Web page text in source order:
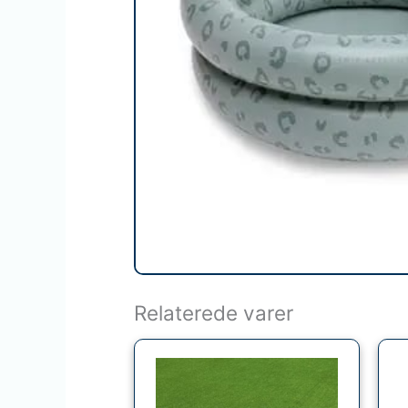
Relaterede varer